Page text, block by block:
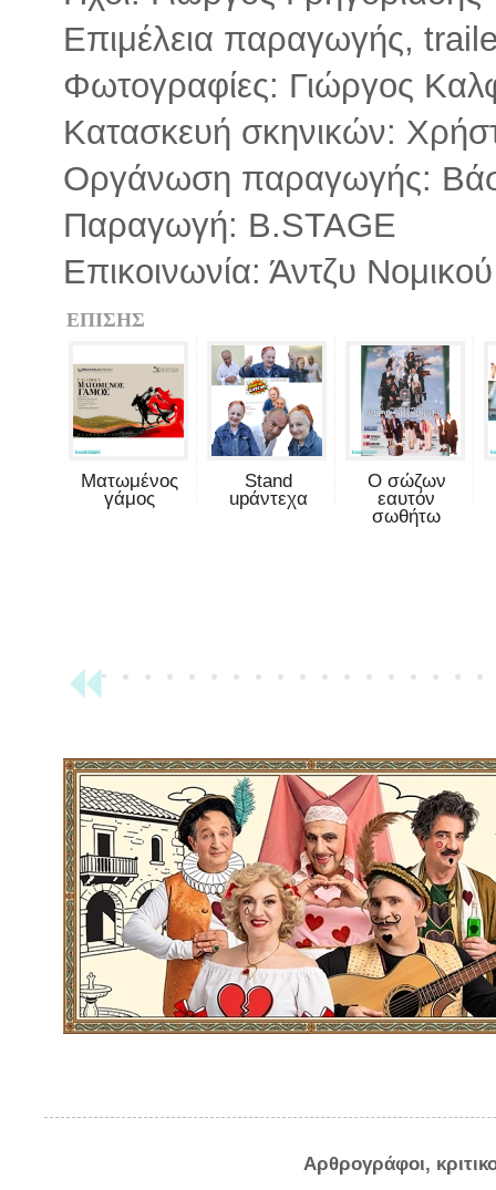
Επιμέλεια παραγωγής,
Φωτογραφίες: Γιώργος
Κατασκευή σκηνικών:
Οργάνωση παραγωγής:
Παραγωγή: B.STAGE
Επικοινωνία: Άντζυ Νομικού
ΕΠΙΣΗΣ
Ματωμένος
γάμος
Stand
upάντεχα
Ο σώζων
εαυτόν
σωθήτω
Αρθρογράφοι,